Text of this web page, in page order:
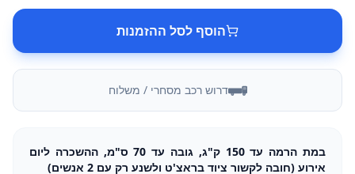
הוסף לסל ההזמנות
דרוש רכב מסחרי / משלוח
במת הרמה עד 150 ק"ג, גובה עד 70 ס"מ, ההשכרה ליום
אירוע (חובה לקשור ציוד בראצ'ט ולשנע רק עם 2 אנשים)